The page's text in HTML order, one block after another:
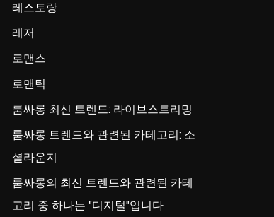
레스토랑
레저
로맨스
로맨틱
룸싸롱 최신 트렌드: 라이브스트리밍
룸싸롱 트렌드와 관련된 카테고리: 소
셜라운지
룸싸롱의 최신 트렌드와 관련된 카테
고리 중 하나는 "디지털"입니다